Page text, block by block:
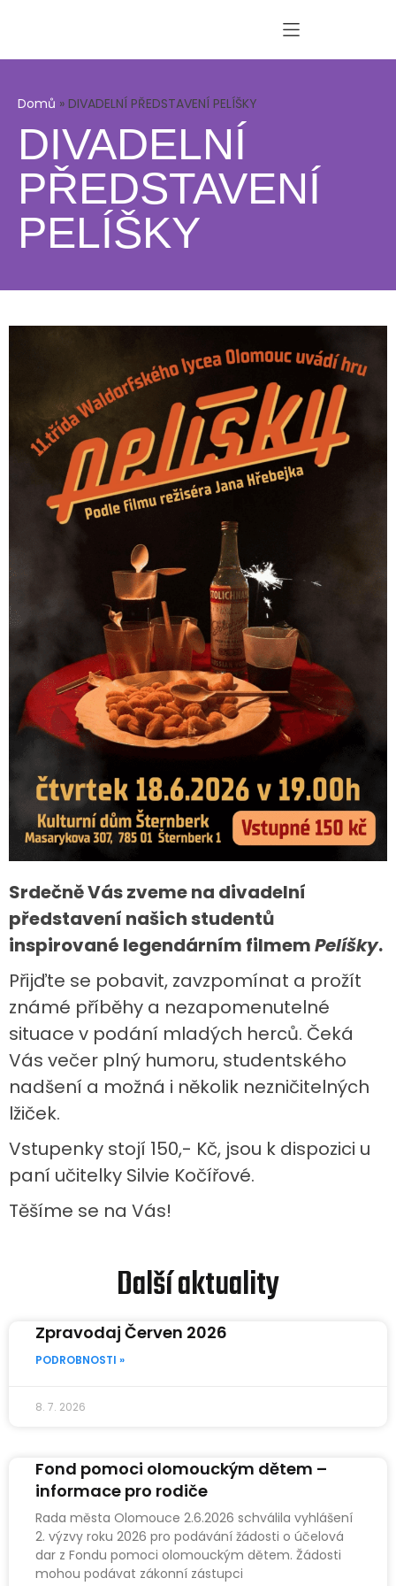
Domů » DIVADELNÍ PŘEDSTAVENÍ PELÍŠKY
DIVADELNÍ
PŘEDSTAVENÍ
PELÍŠKY
Srdečně Vás zveme na divadelní
představení našich studentů
inspirované legendárním filmemPelíšky.
Přijďte se pobavit, zavzpomínat a prožít
známé příběhy a nezapomenutelné
situace v podání mladých herců. Čeká
Vás večer plný humoru, studentského
nadšení a možná i několik nezničitelných
lžiček.
Vstupenky stojí 150,- Kč, jsou k dispozici u
paní učitelky Silvie Kočířové.
Těšíme se na Vás!
Další aktuality
Zpravodaj Červen 2026
PODROBNOSTI »
8. 7. 2026
Fond pomoci olomouckým dětem –
informace pro rodiče
Rada města Olomouce 2.6.2026 schválila vyhlášení
2. výzvy roku 2026 pro podávání žádosti o účelová
dar z Fondu pomoci olomouckým dětem. Žádosti
mohou podávat zákonní zástupci